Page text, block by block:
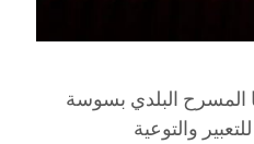
المسرح البلدي بسوسة